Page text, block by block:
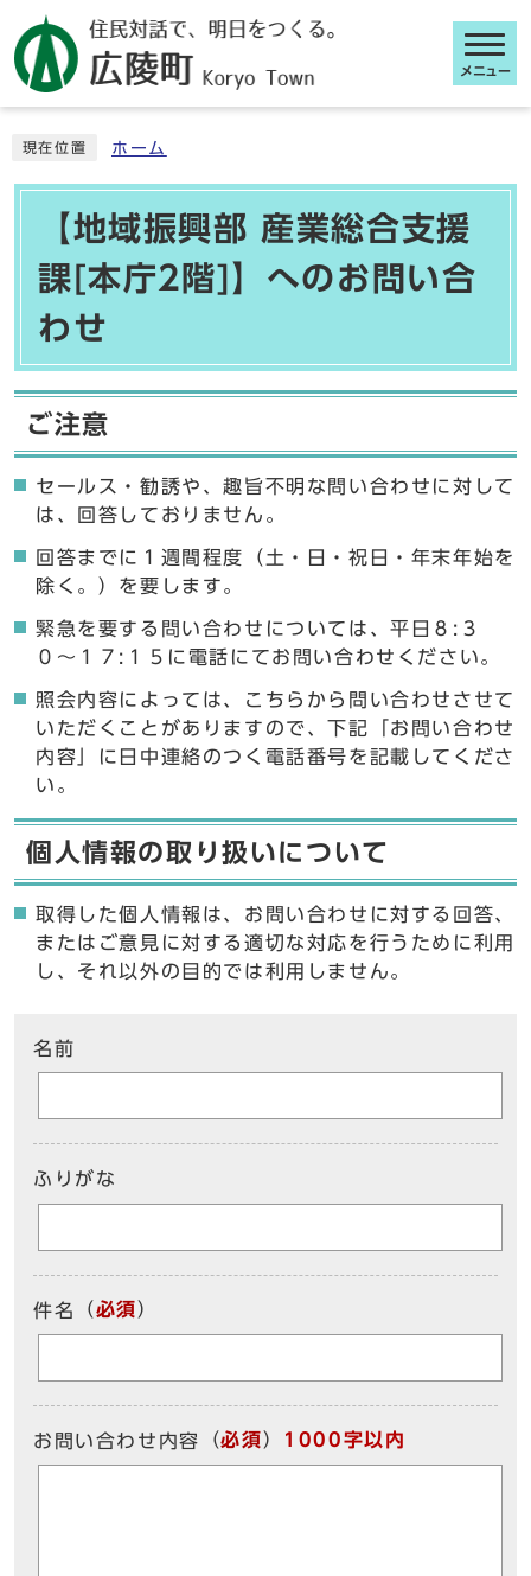
メニュー
現在位置 ホーム
【地域振興部 産業総合支援
課[本庁2階]】へのお問い合
わせ
ご注意
セールス・勧誘や、趣旨不明な問い合わせに対して
は、回答しておりません。
回答までに１週間程度（土・日・祝日・年末年始を
除く。）を要します。
緊急を要する問い合わせについては、平日８:３
０〜１７:１５に電話にてお問い合わせください。
照会内容によっては、こちらから問い合わせさせて
いただくことがありますので、下記「お問い合わせ
内容」に日中連絡のつく電話番号を記載してくださ
い。
個人情報の取り扱いについて
取得した個人情報は、お問い合わせに対する回答、
またはご意見に対する適切な対応を行うために利用
し、それ以外の目的では利用しません。
名前
ふりがな
件名 （必須）
お問い合わせ内容 （必須） 1000字以内